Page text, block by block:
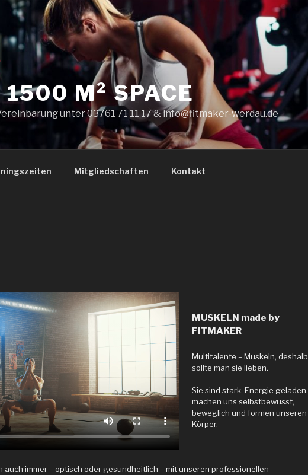
M² SPACE
unter 03761 71 11 17 & info@fitmaker-werdau.de
Mitgliedschaften Kontakt
MUSKELN made by
FITMAKER
Multitalente – Muskeln, deshalb
sollte man sie lieben.
Sie sind stark, Energie geladen,
machen uns selbstbewusst,
beweglich und formen unseren
Körper.
auch immer – optisch oder gesundheitlich – mit unseren professionellen